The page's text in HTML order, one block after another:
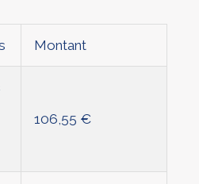
Montant
106,55 €